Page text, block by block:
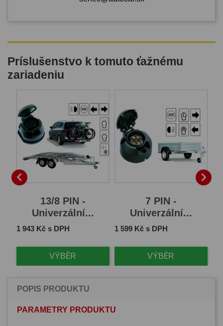
Príslušenstvo k tomuto ťažnému
zariadeniu

13/8 PIN -
Univerzální...
Cena
1 943 Kč s DPH
VÝBĚR
7 PIN -
Univerzální...
Cena
1 599 Kč s DPH
VÝBĚR

POPIS PRODUKTU
PARAMETRY PRODUKTU